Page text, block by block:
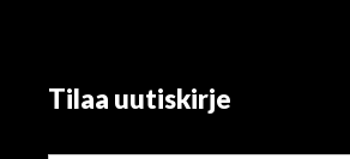
Tilaa uutiskirje